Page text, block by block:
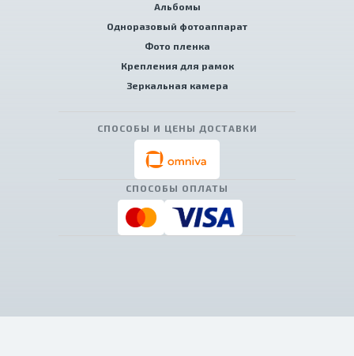
Альбомы
Одноразовый фотоаппарат
Фото пленка
Крепления для рамок
Зеркальная камера
СПОСОБЫ И ЦЕНЫ ДОСТАВКИ
СПОСОБЫ ОПЛАТЫ